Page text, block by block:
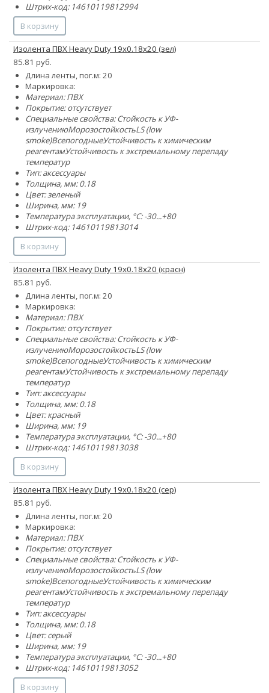
Штрих-код: 14610119812994
В корзину
Изолента ПВХ Heavy Duty 19х0.18х20 (зел)
85.81 руб.
Длина ленты, пог.м: 20
Маркировка:
Материал: ПВХ
Покрытие: отсутствует
Специальные свойства:Стойкость к УФ-
излучениюМорозостойкостьLS (low
smoke)ВсепогодныеУстойчивость к химическим
реагентамУстойчивость к экстремальному перепаду
температур
Тип: аксессуары
Толщина, мм: 0.18
Цвет: зеленый
Ширина, мм: 19
Температура эксплуатации, °C: -30...+80
Штрих-код: 14610119813014
В корзину
Изолента ПВХ Heavy Duty 19х0.18х20 (красн)
85.81 руб.
Длина ленты, пог.м: 20
Маркировка:
Материал: ПВХ
Покрытие: отсутствует
Специальные свойства:Стойкость к УФ-
излучениюМорозостойкостьLS (low
smoke)ВсепогодныеУстойчивость к химическим
реагентамУстойчивость к экстремальному перепаду
температур
Тип: аксессуары
Толщина, мм: 0.18
Цвет: красный
Ширина, мм: 19
Температура эксплуатации, °C: -30...+80
Штрих-код: 14610119813038
В корзину
Изолента ПВХ Heavy Duty 19х0.18х20 (сер)
85.81 руб.
Длина ленты, пог.м: 20
Маркировка:
Материал: ПВХ
Покрытие: отсутствует
Специальные свойства:Стойкость к УФ-
излучениюМорозостойкостьLS (low
smoke)ВсепогодныеУстойчивость к химическим
реагентамУстойчивость к экстремальному перепаду
температур
Тип: аксессуары
Толщина, мм: 0.18
Цвет: серый
Ширина, мм: 19
Температура эксплуатации, °C: -30...+80
Штрих-код: 14610119813052
В корзину